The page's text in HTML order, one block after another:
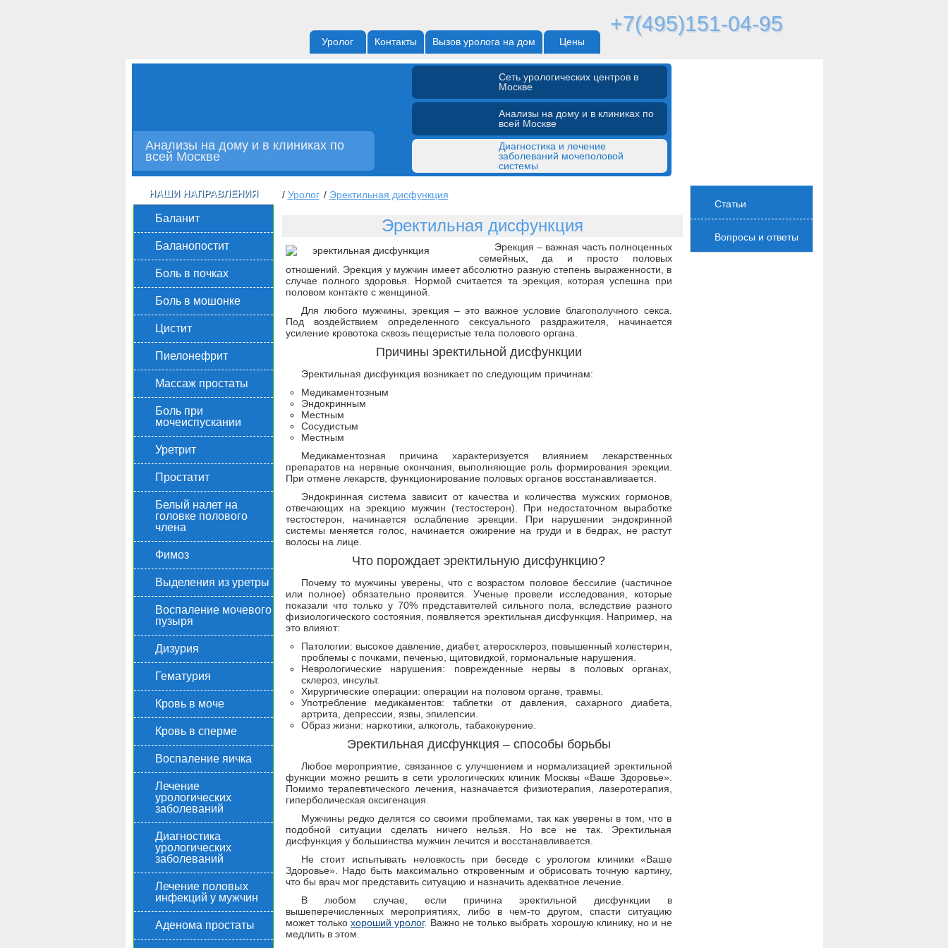
Уролог Контакты Вызов уролога на дом Цены
+7(495)151-04-95
Cеть урологических центров в
Москве
Анализы на дому и в клиниках по
всей Москве
Диагностика и лечение
заболеваний мочеполовой
системы
Анализы на дому и в клиниках по
всей Москве
Диагностика и лечение заболеваний
мочеполовой системы
/ Уролог / Эректильная дисфункция
Эректильная дисфункция
Эрекция – важная часть полноценных
семейных, да и просто половых
отношений. Эрекция у мужчин имеет абсолютно разную степень выраженности, в
случае полного здоровья. Нормой считается та эрекция, которая успешна при
половом контакте с женщиной.
Для любого мужчины, эрекция – это важное условие благополучного секса.
Под воздействием определенного сексуального раздражителя, начинается
усиление кровотока сквозь пещеристые тела полового органа.
Причины эректильной дисфункции
Эректильная дисфункция возникает по следующим причинам:
Медикаментозным
Эндокринным
Местным
Сосудистым
Местным
Медикаментозная причина характеризуется влиянием лекарственных
препаратов на нервные окончания, выполняющие роль формирования эрекции.
При отмене лекарств, функционирование половых органов восстанавливается.
Эндокринная система зависит от качества и количества мужских гормонов,
отвечающих на эрекцию мужчин (тестостерон). При недостаточном выработке
тестостерон, начинается ослабление эрекции. При нарушении эндокринной
системы меняется голос, начинается ожирение на груди и в бедрах, не растут
волосы на лице.
Что порождает эректильную дисфункцию?
Почему то мужчины уверены, что с возрастом половое бессилие (частичное
или полное) обязательно проявится. Ученые провели исследования, которые
показали что только у 70% представителей сильного пола, вследствие разного
физиологического состояния, появляется эректильная дисфункция. Например, на
это влияют:
Патологии: высокое давление, диабет, атеросклероз, повышенный холестерин,
проблемы с почками, печенью, щитовидкой, гормональные нарушения.
Неврологические нарушения: поврежденные нервы в половых органах,
склероз, инсульт.
Хирургические операции: операции на половом органе, травмы.
Употребление медикаментов: таблетки от давления, сахарного диабета,
артрита, депрессии, язвы, эпилепсии.
Образ жизни: наркотики, алкоголь, табакокурение.
Эректильная дисфункция – способы борьбы
Любое мероприятие, связанное с улучшением и нормализацией эректильной
функции можно решить в сети урологических клиник Москвы «Ваше Здоровье».
Помимо терапевтического лечения, назначается физиотерапия, лазеротерапия,
гиперболическая оксигенация.
Мужчины редко делятся со своими проблемами, так как уверены в том, что в
подобной ситуации сделать ничего нельзя. Но все не так. Эректильная
дисфункция у большинства мужчин лечится и восстанавливается.
Не стоит испытывать неловкость при беседе с урологом клиники «Ваше
Здоровье». Надо быть максимально откровенным и обрисовать точную картину,
что бы врач мог представить ситуацию и назначить адекватное лечение.
В любом случае, если причина эректильной дисфункции в
вышеперечисленных мероприятиях, либо в чем-то другом, спасти ситуацию
может только хороший уролог. Важно не только выбрать хорошую клинику, но и не
медлить в этом.
НАШИ НАПРАВЛЕНИЯ
Баланит
Баланопостит
Боль в почках
Боль в мошонке
Цистит
Пиелонефрит
Массаж простаты
Боль при
мочеиспускании
Уретрит
Простатит
Белый налет на
головке полового
члена
Фимоз
Выделения из уретры
Воспаление мочевого
пузыря
Дизурия
Гематурия
Кровь в моче
Кровь в сперме
Воспаление яичка
Лечение
урологических
заболеваний
Диагностика
урологических
заболеваний
Лечение половых
инфекций у мужчин
Аденома простаты
Статьи
Вопросы и ответы